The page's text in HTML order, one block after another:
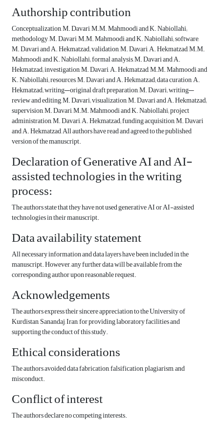
Authorship contribution
Conceptualization, M. Davari, M.M. Mahmoodi and K. Nabiollahi;
methodology, M. Davari, M.M. Mahmoodi and K. Nabiollahi; software,
M. Davari and A. Hekmatzad; validation, M. Davari, A. Hekmatzad, M.M.
Mahmoodi and K. Nabiollahi; formal analysis, M. Davari and A.
Hekmatzad; investigation, M. Davari, A. Hekmatzad, M.M. Mahmoodi and
K. Nabiollahi; resources, M. Davari and A. Hekmatzad; data curation, A.
Hekmatzad; writing—original draft preparation, M. Davari; writing—
review and editing, M. Davari; visualization, M. Davari and A. Hekmatzad;
supervision, M. Davari, M.M. Mahmoodi and K. Nabiollahi; project
administration, M. Davari, A. Hekmatzad; funding acquisition, M. Davari
and A. Hekmatzad, All authors have read and agreed to the published
version of the manuscript.
Declaration of Generative AI and AI-
assisted technologies in the writing
process:
The authors state that they have not used generative AI or AI-assisted
technologies in their manuscript.
Data availability statement
All necessary information and data layers have been included in the
manuscript. However, any further data will be available from the
corresponding author upon reasonable request.
Acknowledgements
The authors express their sincere appreciation to the University of
Kurdistan, Sanandaj, Iran, for providing laboratory facilities and
supporting the conduct of this study.
Ethical considerations
The authors avoided data fabrication, falsification, plagiarism, and
misconduct.
Conflict of interest
The authors declare no competing interests.